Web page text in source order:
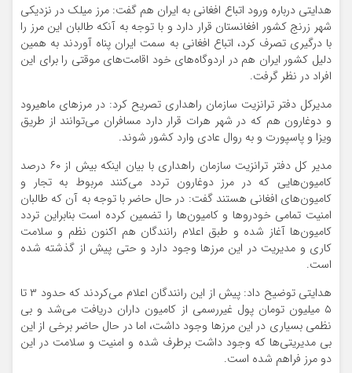
هدایتی درباره ورود اتباع افغانی به ایران هم گفت: مرز میلک در نزدیکی
شهر زرنج کشور افغانستان قرار دارد و با توجه به آنکه طالبان این مرز را
با درگیری تصرف کرد، اتباع افغانی به سمت ایران پناه آوردند به همین
دلیل کشور ایران هم در اردوگاه‌های خود اقامت‌های موقتی را برای این
افراد در نظر گرفت.
مدیرکل دفتر ترانزیت سازمان راهداری تصریح کرد: در مرز‌های ماهیرود
و دوغارون هم که در شهر هرات قرار دارد مسافران می‌توانند از طریق
ویزا و پاسپورت و به روال عادی وارد کشور شوند.
مدیر کل دفتر ترانزیت سازمان راهداری با بیان اینکه بیش از ۶۰ درصد
کامیون‌هایی که در مرز دوغارون تردد می‌کنند مربوط به تجار و
کامیون‌های افغانی هستند گفت: در حال حاضر با توجه به آن که طالبان
امنیت تمامی خودرو‌ها و کامیون‌ها را تضمین کرده است بنابراین تردد
کامیون‌ها آغاز شده و طبق اعلام رانندگان هم اکنون نظم و سلامت
کاری و مدیریت در این مرز‌ها وجود دارد و حتی پیش از گذشته شده
است.
هدایتی توضیح داد: پیش از این رانندگان اعلام می‌کردند که حدود ۳ تا
۵ میلیون تومان پول غیررسمی از کامیون داران دریافت می‌شد و بی
نظمی بسیاری در این مرز‌ها وجود داشت، اما در حال حاضر برخی از این
بی مدیریتی‌ها که وجود داشت برطرف شده و امنیت و سلامت در این
دو مرز فراهم شده است.